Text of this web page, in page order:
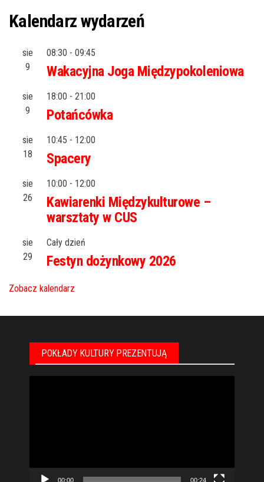
Kalendarz wydarzeń
sie
9
08:30 - 09:45
Wakacyjna Joga Międzypokoleniowa
sie
9
18:00 - 21:00
Potańcówka
sie
18
10:45 - 12:00
Spacery
sie
26
10:00 - 12:00
Kawiarenki Międzykulturowe –
warsztaty w CUS
sie
29
Cały dzień
Festyn dożynkowy 2026
Zobacz kalendarz
POKŁADY KULTURY PREZENTUJĄ
00:00 00:24